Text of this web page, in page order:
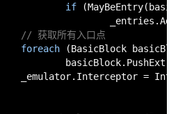
if
// 获取所有入口点
foreach (BasicBlock
=